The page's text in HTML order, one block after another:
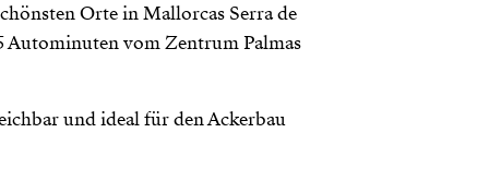
Orte in Mallorcas Serra de
Autominuten vom Zentrum Palmas
und ideal für den Ackerbau